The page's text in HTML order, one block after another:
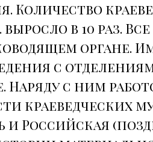
Количество
г. выросло в 10 раз.
органе.
с
Наряду с ним
краеведческих
и Российская